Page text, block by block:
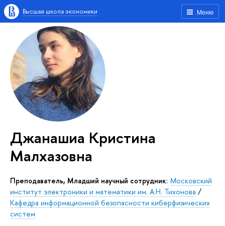
Меню
Высшая школа экономики
Джанашиа Кристина
Малхазовна
Преподаватель, Младший научный сотрудник: Московский
институт электроники и математики им. А.Н. Тихонова /
Кафедра информационной безопасности киберфизических
систем